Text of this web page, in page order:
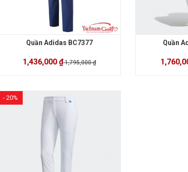
Quần Adidas BC7377
1,436,000 ₫1,795,000 ₫
Quần
- 20%